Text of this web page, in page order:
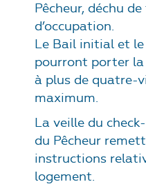
Pêcheur, déchu
d’occupation.
Le Bail initial et
pourront porter
à plus de quatre-
maximum.
La veille du
du Pêcheur
instructions
logement.